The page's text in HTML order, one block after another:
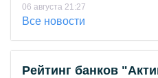
06 августа 21:27
Все новости
Рейтинг банков